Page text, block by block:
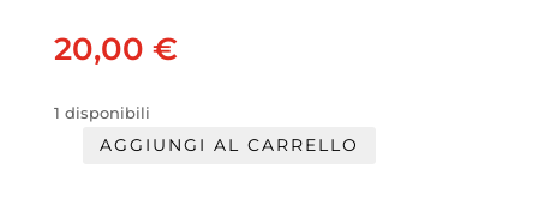
20,00 €
1 disponibili
Dreamz
AGGIUNGI AL CARRELLO